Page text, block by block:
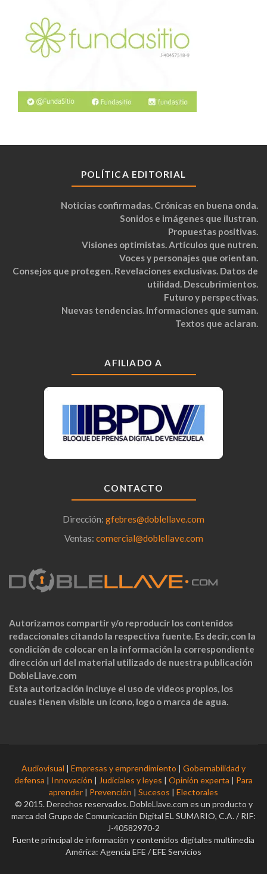
POLÍTICA EDITORIAL
Noticias confirmadas. Crónicas en buena onda.
Sonidos e imágenes que ilustran.
Propuestas positivas.
Visiones optimistas. Artículos que nutren.
Voces y personajes que orientan.
Consejos que protegen. Revelaciones exclusivas. Datos de
utilidad. Descubrimientos.
Futuro y perspectivas.
Nuevas tendencias. Informaciones que suman.
Textos que aclaran.
AFILIADO A
CONTACTO
Dirección: gfebres@doblellave.com
Ventas: comercial@doblellave.com
Autorizamos compartir y/o reproducir los contenidos
redaccionales citando la respectiva fuente. Es decir, con la
condición de colocar en la información la correspondiente
dirección url del material utilizado de nuestra publicación
DobleLlave.com
Esta autorización incluye el uso de videos propios, los
cuales tienen visible un ícono, logo o marca de agua.
Audiovisual | Empresas y emprendimiento | Gobernabilidad y
defensa | Innovación | Judiciales y leyes | Opinión experta | Para
aprender | Prevención | Sucesos | Electorales
© 2015. Derechos reservados. DobleLlave.com es un producto y
marca del Grupo de Comunicación Digital EL SUMARIO, C.A. / RIF:
J-40582970-2
Fuente principal de información y contenidos digitales multimedia
América: Agencia EFE / EFE Servicios